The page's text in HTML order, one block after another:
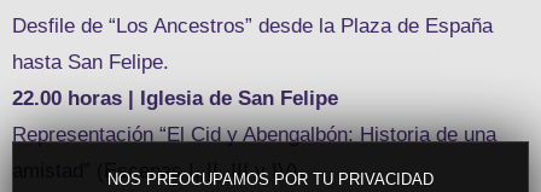
NOS PREOCUPAMOS POR TU PRIVACIDAD
Desfile de “Los Ancestros” desde la Plaza de España
hasta San Felipe.
22.00 horas | Iglesia de San Felipe
Representación “El Cid y Abengalbón: Historia de una
amistad” (Escenas I, II, III y IV).